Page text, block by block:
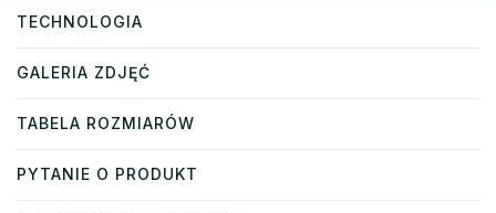
TECHNOLOGIA
GALERIA ZDJĘĆ
TABELA ROZMIARÓW
PYTANIE O PRODUKT